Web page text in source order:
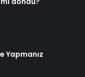
Yapmanız